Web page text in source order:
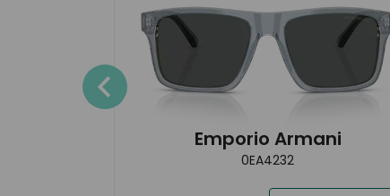
Emporio Armani
0EA4232